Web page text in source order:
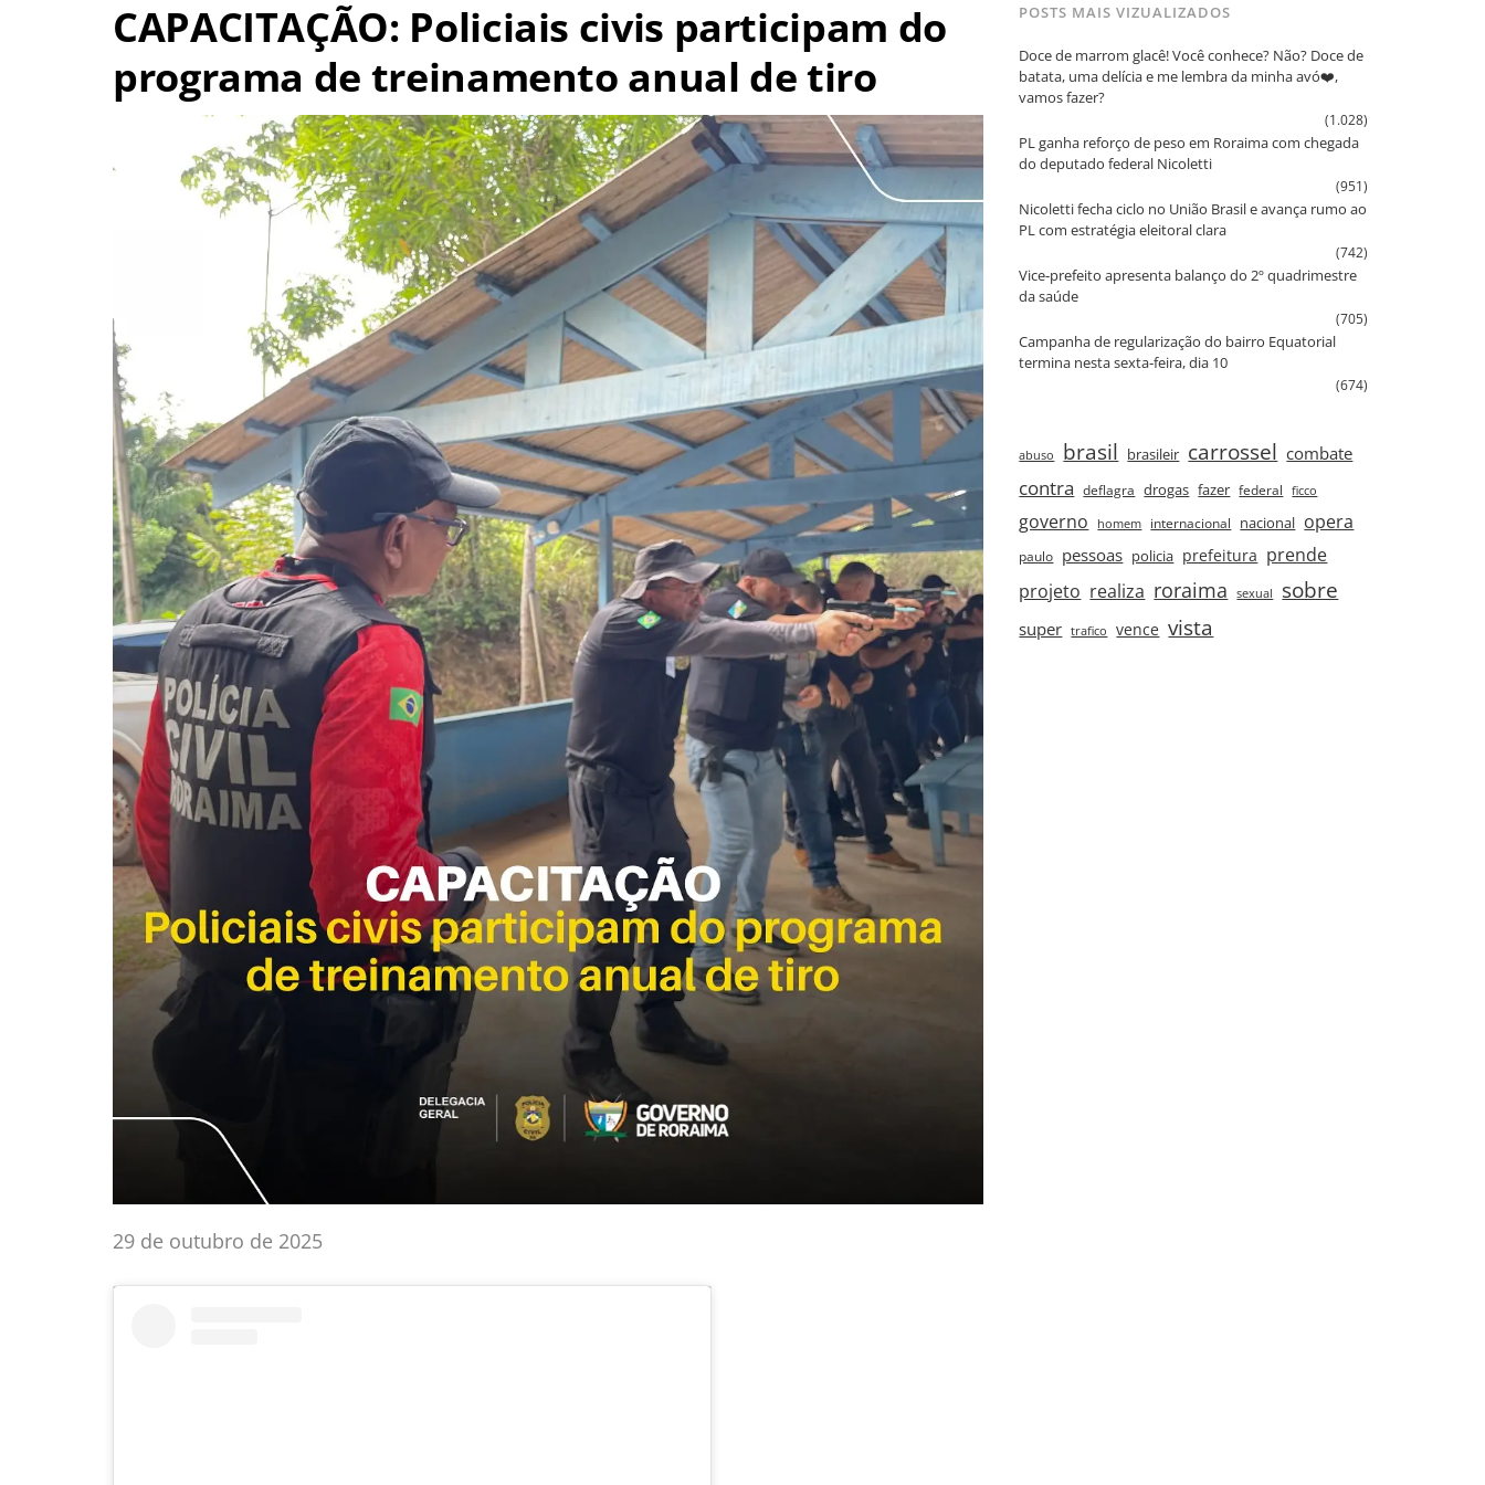
CAPACITAÇÃO: Policiais civis participam do
programa de treinamento anual de tiro
29 de outubro de 2025
POSTS MAIS VIZUALIZADOS
Doce de marrom glacê! Você conhece? Não? Doce de
batata, uma delícia e me lembra da minha avó❤️,
vamos fazer?
(1.028)
PL ganha reforço de peso em Roraima com chegada
do deputado federal Nicoletti
(951)
Nicoletti fecha ciclo no União Brasil e avança rumo ao
PL com estratégia eleitoral clara
(742)
Vice‑prefeito apresenta balanço do 2º quadrimestre
da saúde
(705)
Campanha de regularização do bairro Equatorial
termina nesta sexta‑feira, dia 10
(674)
abuso brasil brasileir carrossel combate
contra deflagra drogas fazer federal ficco
governo homem internacional nacional opera
paulo pessoas policia prefeitura prende
projeto realiza roraima sexual sobre
super trafico vence vista